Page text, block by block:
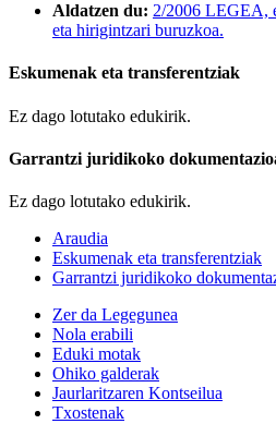
Aldatzen du: 2/2006 LEGEA,
eta hirigintzari buruzkoa.
Eskumenak eta transferentziak
Ez dago lotutako edukirik.
Garrantzi juridikoko
Ez dago lotutako edukirik.
Araudia
Eskumenak eta transferentziak
Garrantzi juridikoko
Zer da Legegunea
Nola erabili
Eduki motak
Ohiko galderak
Jaurlaritzaren Kontseilua
Txostenak